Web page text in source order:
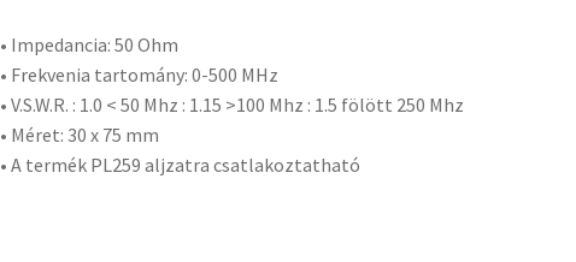
• Impedancia: 50 Ohm
• Frekvenia tartomány: 0-500 MHz
• V.S.W.R. : 1.0 < 50 Mhz : 1.15 >100 Mhz : 1.5 fölött 250 Mhz
• Méret: 30 x 75 mm
• A termék PL259 aljzatra csatlakoztatható